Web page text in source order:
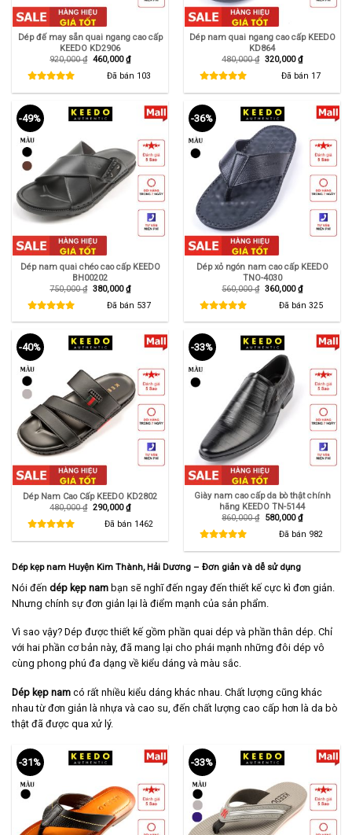
Dép đế may sẵn quai ngang cao cấp
KEEDO KD2906
920,000₫ Giá
460,000₫Giá
hiện
tại
Đã bán 103
Dép nam quai ngang cao cấp KEEDO
KD864
480,000₫ Giá
320,000₫Giá
hiện
tại
Đã bán 17
-49%
Dép nam quai chéo cao cấp KEEDO
BH00202
750,000₫ Giá
750,000 ₫.
380,000₫Giá
hiện
tại
là:
380,000 ₫.
Đã bán 537
-36%
Dép xỏ ngón nam cao cấp KEEDO
TNO-4030
560,000₫ Giá
560,000 ₫.
360,000₫Giá
hiện
tại
là:
360,000 ₫.
Đã bán 325
-40%
Dép Nam Cao Cấp KEEDO KD2802
480,000₫ Giá
290,000₫Giá
hiện
tại
Đã bán 1462
-33%
Giày nam cao cấp da bò thật chính
hãng KEEDO TN-5144
860,000₫ Giá
580,000₫Giá
hiện
tại
Đã bán 982
Dép kẹp nam Huyện Kim Thành, Hải Dương – Đơn giản và dễ sử dụng
Nói đến dép kẹp nam bạn sẽ nghĩ đến ngay đến thiết kế cực kì đơn giản.
Nhưng chính sự đơn giản lại là điểm mạnh của sản phẩm.
Vì sao vậy? Dép được thiết kế gồm phần quai dép và phần thân dép. Chỉ
với hai phần cơ bản này, đã mang lại cho phái mạnh những đôi dép vô
cùng phong phú đa dạng về kiểu dáng và màu sắc.
Dép kẹp nam có rất nhiều kiểu dáng khác nhau. Chất lượng cũng khác
nhau từ đơn giản là nhựa và cao su, đến chất lượng cao cấp hơn là da bò
thật đã được qua xử lý.
-31% -33%